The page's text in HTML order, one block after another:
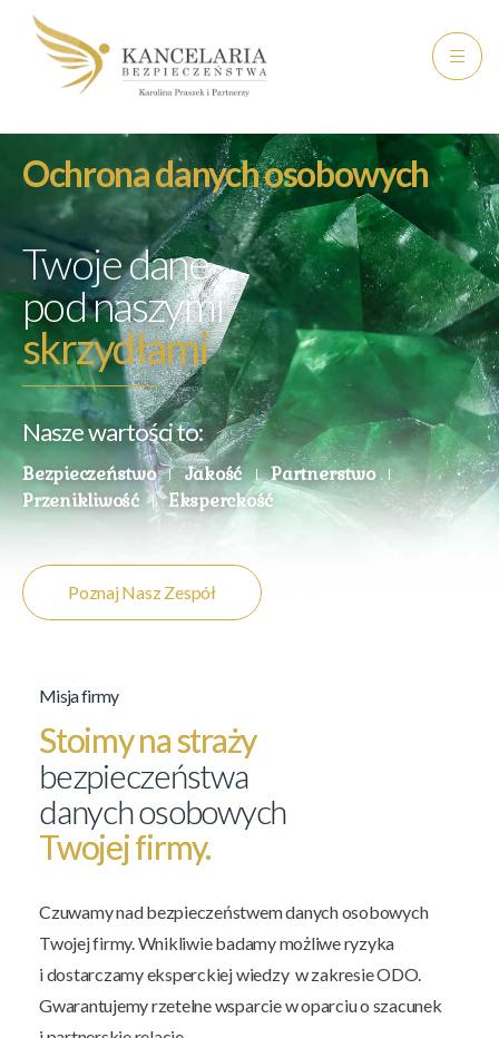
Ochrona danych osobowych
Twoje dane
pod naszymi
skrzydłami
Nasze wartości to:
Bezpieczeństwo Jakość
Partnerstwo
Przenikliwość
Eksperckość
Poznaj Nasz Zespół
Misja firmy
Stoimy na straży
bezpieczeństwa
danych osobowych
Twojej firmy.
Czuwamy nad bezpieczeństwem danych osobowych
Twojej firmy. Wnikliwie badamy możliwe ryzyka
i dostarczamy eksperckiej wiedzy w zakresie ODO.
Gwarantujemy rzetelne wsparcie w oparciu o szacunek